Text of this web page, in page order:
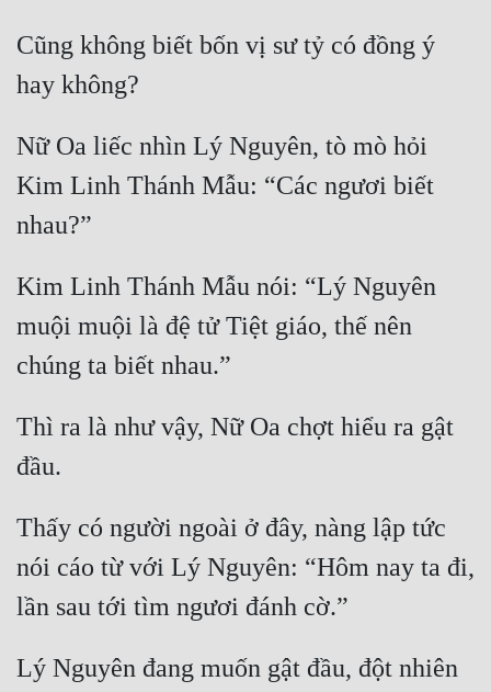
Điềm Đạm
Cũng không biết bốn vị sư tỷ có đồng ý
Nữ Oa liếc nhìn Lý Nguyên, tò mò hỏi
Kim Linh Thánh Mẫu: “Các ngươi biết
Kim Linh Thánh Mẫu nói: “Lý Nguyên
muội muội là đệ tử Tiệt giáo, thế nên
Thì ra là như vậy, Nữ Oa chợt hiểu ra gật
Thấy có người ngoài ở đây, nàng lập tức
nói cáo từ với Lý Nguyên: “Hôm nay ta đi,
Lý Nguyên đang muốn gật đầu, đột nhiên